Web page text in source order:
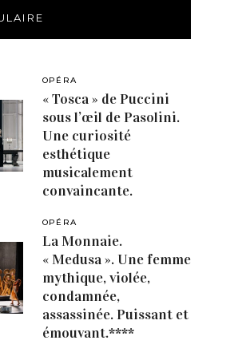
OPÉRA
« Tosca » de Puccini
sous l’œil de Pasolini.
Une curiosité
esthétique
musicalement
convaincante.
OPÉRA
La Monnaie.
« Medusa ». Une femme
mythique, violée,
condamnée,
assassinée. Puissant et
émouvant.****